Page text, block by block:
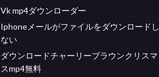
Vk mp4ダウンローダー
Iphoneメールがファイルをダウンロードし
ない
ダウンロードチャーリーブラウンクリスマ
スmp4無料